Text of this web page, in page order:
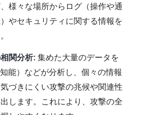
様々な場所からログ（操作や通
やセキュリティに関する情報を
関分析: 集めた大量のデータを
能）などが分析し、個々の情報
づきにくい攻撃の兆候や関連性
します。これにより、攻撃の全